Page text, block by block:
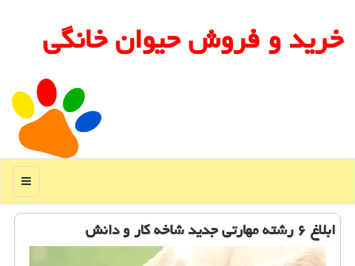
خرید و فروش حیوان خانگی
منو
ابلاغ ۶ رشته مهارتی جدید شاخه كار و دانش